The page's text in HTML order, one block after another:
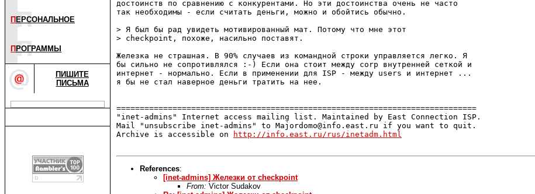
П ЕРСОНАЛЬНОЕ
П РОГРАММЫ
ПИШИТЕ
ПИСЬМА
достоинств по сравнению с конкурентами. Но эти достоинства очень не часто
так необходимы - если считать деньги, можно и обойтись обычно.
> Я был бы рад увидеть мотивированный мат. Потому что мне этот
> checkpoint, похоже, насильно поставят.
Железка не страшная. В 90% случаев из командной строки управляется легко. Я
бы сильно не сопротивлялся :-) Если она стоит между corp внутренней сеткой и
интернет - нормально. Если в применении для ISP - между users и интернет ...
я бы не стал наверное деньги тратить на нее.
=============================================================================
"inet-admins" Internet access mailing list. Maintained by East Connection ISP.
Mail "unsubscribe inet-admins" to Majordomo@info.east.ru if you want to quit.
Archive is accessible on
http://info.east.ru/rus/inetadm.html
References:
[inet-admins] Железки от checkpoint
From: Victor Sudakov